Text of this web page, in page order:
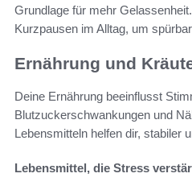
Grundlage für mehr
Kurzpausen im Alltag, um
Ernährung und
Deine Ernährung beeinflusst
Blutzuckerschwankungen und
Lebensmitteln helfen dir, stabiler
Lebensmittel, die Stress